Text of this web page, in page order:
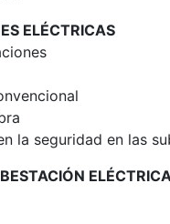
ELÉCTRICAS
la seguridad en las